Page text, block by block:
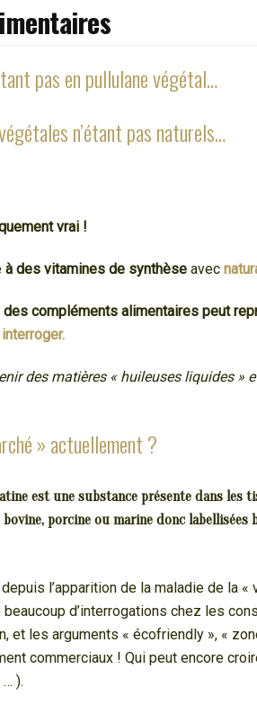
pas en pullulane végétal…
n’étant pas naturels…
vrai !
à des vitamines de synthèse avec
compléments alimentaires peut
des matières « huileuses liquides »
» actuellement ?
est une substance présente dans les
porcine ou marine donc labellisées
l’apparition de la maladie de la «
d’interrogations chez les
et les arguments « écofriendly », «
commerciaux ! Qui peut encore
).